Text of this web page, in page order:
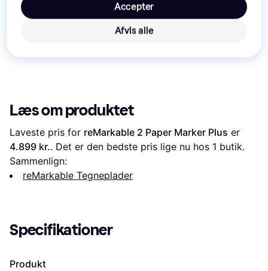
Læs om produktet
Laveste pris for reMarkable 2 Paper Marker Plus
4.899 kr.. Det er den bedste pris lige nu hos 1 butik.
Sammenlign:
reMarkable Tegneplader
Specifikationer
Produkt
Afvis alle
Accepter